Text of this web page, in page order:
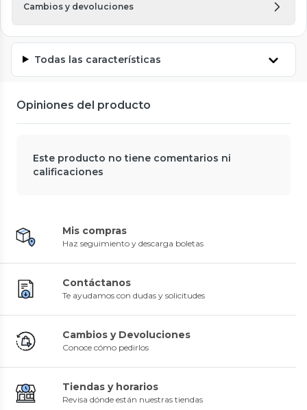
Cambios y devoluciones
Todas las características
Opiniones del producto
Este producto no tiene comentarios ni
calificaciones
Mis compras
Haz seguimiento y descarga boletas
Contáctanos
Te ayudamos con dudas y solicitudes
Cambios y Devoluciones
Conoce cómo pedirlos
Tiendas y horarios
Revisa dónde están nuestras tiendas